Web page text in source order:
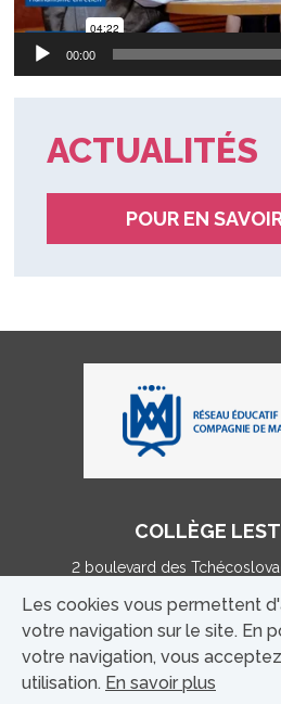
00:00
ACTUALITÉS
POUR EN
COLLÈGE
2 boulevard des
MENTIONS LÉGALES |
Les cookies vous permettent
votre navigation sur le site. En
votre navigation, vous
utilisation. En savoir plus